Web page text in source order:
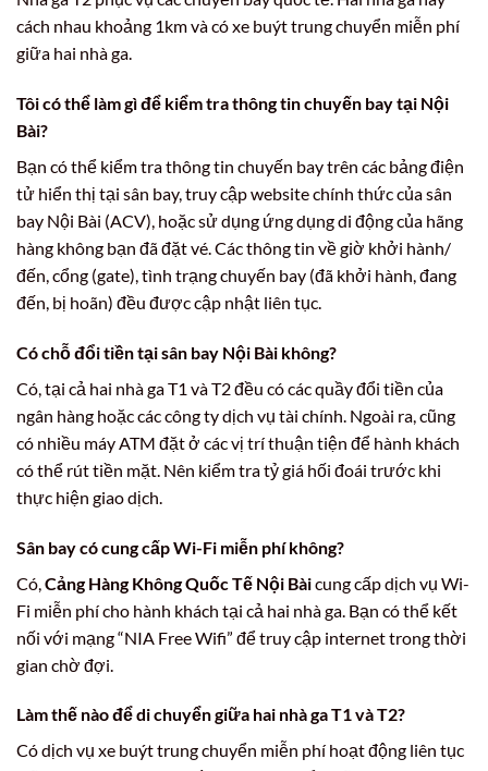
cách nhau khoảng 1km và có xe buýt trung chuyển miễn phí
giữa hai nhà ga.
Tôi có thể làm gì để kiểm tra thông tin chuyến bay tại Nội
Bài?
Bạn có thể kiểm tra thông tin chuyến bay trên các bảng điện
tử hiển thị tại sân bay, truy cập website chính thức của sân
bay Nội Bài (ACV), hoặc sử dụng ứng dụng di động của hãng
hàng không bạn đã đặt vé. Các thông tin về giờ khởi hành/
đến, cổng (gate), tình trạng chuyến bay (đã khởi hành, đang
đến, bị hoãn) đều được cập nhật liên tục.
Có chỗ đổi tiền tại sân bay Nội Bài không?
Có, tại cả hai nhà ga T1 và T2 đều có các quầy đổi tiền của
ngân hàng hoặc các công ty dịch vụ tài chính. Ngoài ra, cũng
có nhiều máy ATM đặt ở các vị trí thuận tiện để hành khách
có thể rút tiền mặt. Nên kiểm tra tỷ giá hối đoái trước khi
thực hiện giao dịch.
Sân bay có cung cấp Wi-Fi miễn phí không?
Có, Cảng Hàng Không Quốc Tế Nội Bàicung cấp dịch vụ Wi-
Fi miễn phí cho hành khách tại cả hai nhà ga. Bạn có thể kết
nối với mạng “NIA Free Wifi” để truy cập internet trong thời
gian chờ đợi.
Làm thế nào để di chuyển giữa hai nhà ga T1 và T2?
Có dịch vụ xe buýt trung chuyển miễn phí hoạt động liên tục